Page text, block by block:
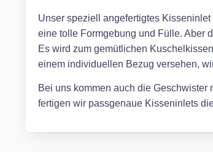
Unser speziell angefertigtes
eine tolle Formgebung und Fülle. Aber
Es wird zum gemütlichen
einem individuellen Bezug versehen,
Bei uns kommen auch die
fertigen wir passgenaue Kisseninlets